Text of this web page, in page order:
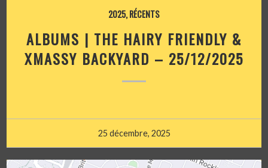
2025,RÉCENTS
ALBUMS | THE HAIRY FRIENDLY &
XMASSY BACKYARD – 25/12/2025
25 décembre, 2025